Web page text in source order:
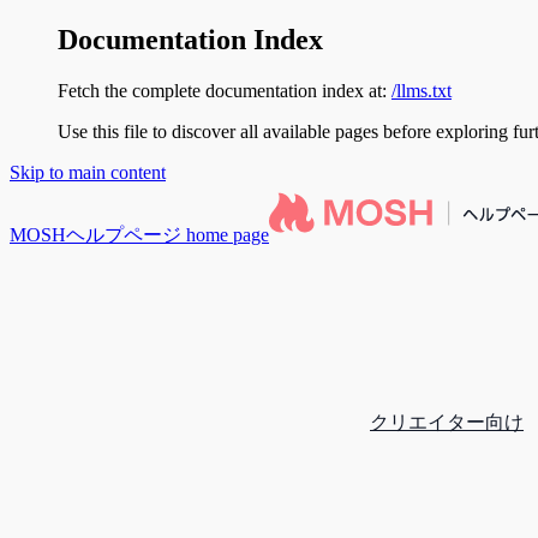
Documentation Index
Fetch the complete documentation index at: /llms.txt
Use this file to discover all available pages before exploring
Skip to main content
MOSHヘルプページ home page
クリエイター向け